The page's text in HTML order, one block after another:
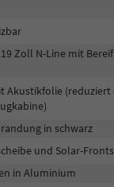
Zoll N-Line mit
Akustikfolie (reduziert
in schwarz
und Solar-
in Aluminium